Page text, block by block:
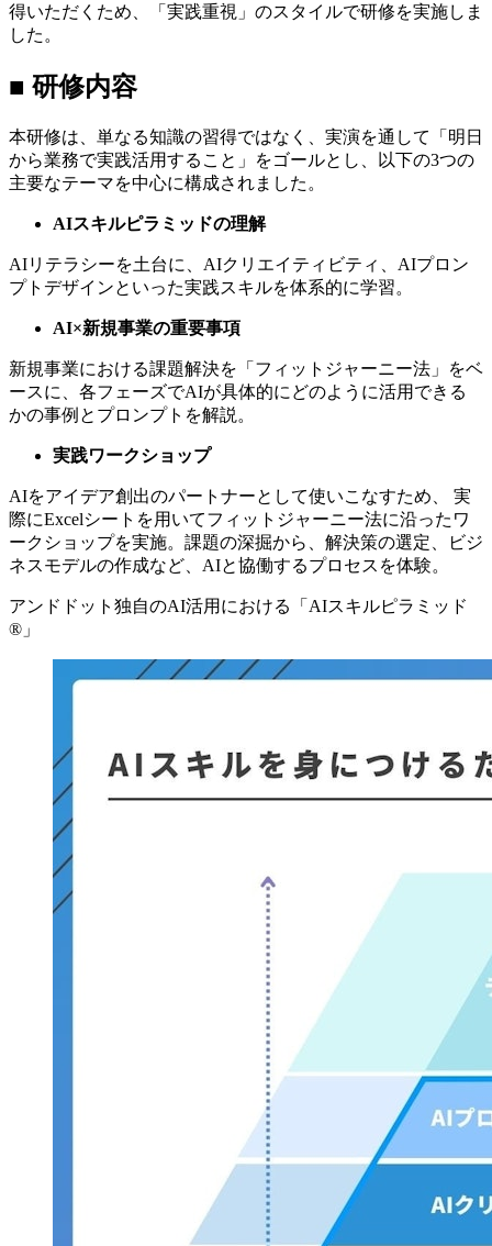
得いただくため、「実践重視」のスタイルで研修を実施しま
した。
■ 研修内容
本研修は、単なる知識の習得ではなく、実演を通して「明日
から業務で実践活用すること」をゴールとし、以下の3つの
主要なテーマを中心に構成されました。
AIスキルピラミッドの理解
AIリテラシーを土台に、AIクリエイティビティ、AIプロン
プトデザインといった実践スキルを体系的に学習。
AI×新規事業の重要事項
新規事業における課題解決を「フィットジャーニー法」をベ
ースに、各フェーズでAIが具体的にどのように活用できる
かの事例とプロンプトを解説。
実践ワークショップ
AIをアイデア創出のパートナーとして使いこなすため、 実
際にExcelシートを用いてフィットジャーニー法に沿ったワ
ークショップを実施。課題の深掘から、解決策の選定、ビジ
ネスモデルの作成など、AIと協働するプロセスを体験。
アンドドット独自のAI活用における「AIスキルピラミッド
®」